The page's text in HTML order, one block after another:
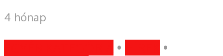
4 hónap
•
•